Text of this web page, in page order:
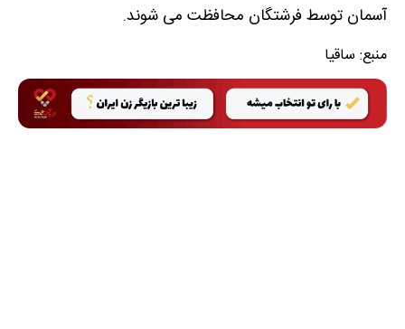
آسمان توسط فرشتگان محافظت می شوند.
منبع: ساقیا